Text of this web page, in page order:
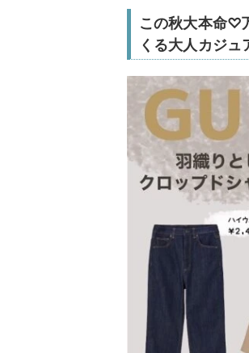
この秋大本命♡
くる大人カジュ